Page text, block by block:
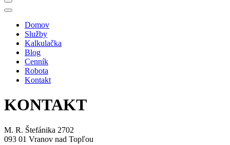
Menu
navigácie
Menu
navigácieDomov
Služby
Kalkulačka
Blog
Cenník
Robota
Kontakt
KONTAKT
M. R. Štefánika 2702
093 01 Vranov nad Topľou